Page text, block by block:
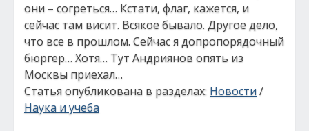
они – согреться… Кстати, флаг, кажется, и
сейчас там висит. Всякое бывало. Другое дело,
что все в прошлом. Сейчас я допропорядочный
бюргер… Хотя… Тут Андриянов опять из
Москвы приехал…
Статья опубликована в разделах: Новости/
Наука и учеба